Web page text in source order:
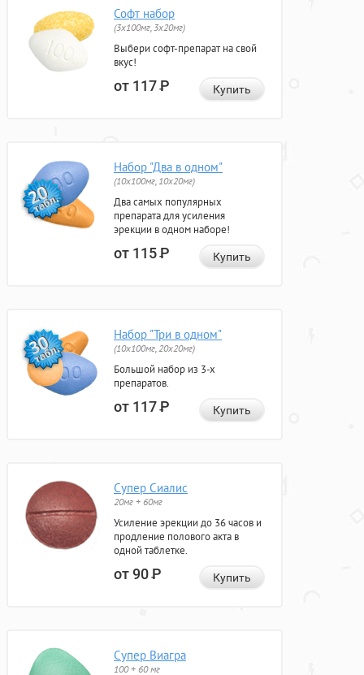
Софт набор
(3x100мг, 3x20мг)
Выбери софт-препарат на свой
вкус!
от 117Р Купить
Набор "Два в одном"
(10x100мг, 10x20мг)
Два самых популярных
препарата для усиления
эрекции в одном наборе!
от 115Р Купить
Набор "Три в одном"
(10x100мг, 20x20мг)
Большой набор из 3-х
препаратов.
от 117Р Купить
Супер Сиалис
20мг + 60мг
Усиление эрекции до 36 часов и
продление полового акта в
одной таблетке.
от 90Р Купить
Супер Виагра
100 + 60 мг